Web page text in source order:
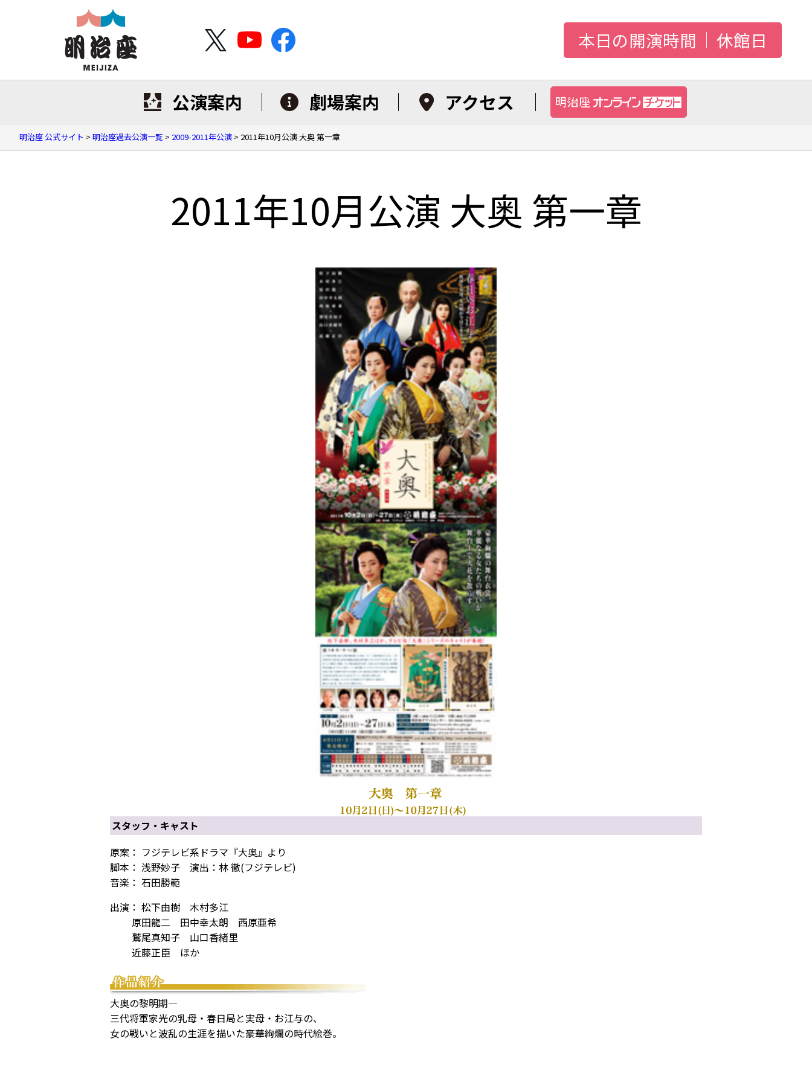
本日の開演時間 休館日
公演案内 劇場案内 アクセス
明治座 公式サイト > 明治座過去公演一覧 > 2009-2011年公演 > 2011年10月公演 大奥 第一章
2011年10月公演 大奥 第一章
スタッフ・キャスト
原案： フジテレビ系ドラマ『大奥』より
脚本： 浅野妙子 演出：林 徹(フジテレビ)
音楽： 石田勝範
出演： 松下由樹 木村多江
原田龍二 田中幸太朗 西原亜希
鷲尾真知子 山口香緖里
近藤正臣 ほか
大奥の黎明期―
三代将軍家光の乳母・春日局と実母・お江与の、
女の戦いと波乱の生涯を描いた豪華絢爛の時代絵巻。